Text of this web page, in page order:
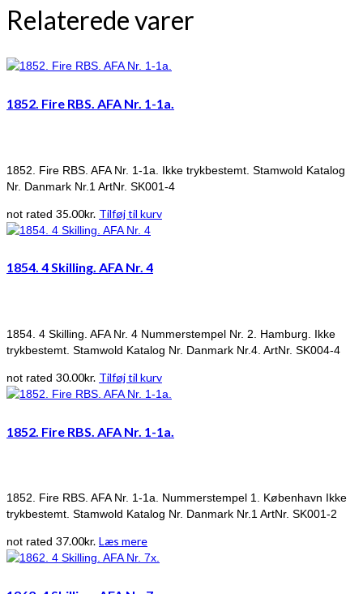
Relaterede varer
1852. Fire RBS. AFA Nr. 1-1a.
1852. Fire RBS. AFA Nr. 1-1a. Ikke trykbestemt. Stamwold Katalog
Nr. Danmark Nr.1 ArtNr. SK001-4
not rated 35.00kr. Tilføj til kurv
1854. 4 Skilling. AFA Nr. 4
1854. 4 Skilling. AFA Nr. 4 Nummerstempel Nr. 2. Hamburg. Ikke
trykbestemt. Stamwold Katalog Nr. Danmark Nr.4. ArtNr. SK004-4
not rated 30.00kr. Tilføj til kurv
1852. Fire RBS. AFA Nr. 1-1a.
1852. Fire RBS. AFA Nr. 1-1a. Nummerstempel 1. København Ikke
trykbestemt. Stamwold Katalog Nr. Danmark Nr.1 ArtNr. SK001-2
not rated 37.00kr. Læs mere